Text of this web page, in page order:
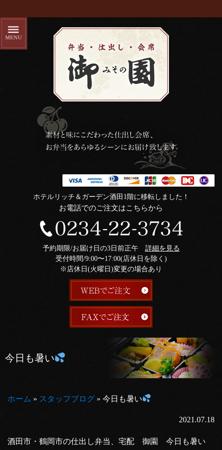
ホテルリッチ＆ガーデン酒田1階に移転しました！
お電話でのご注文はこちらから
予約期限/お届け日の3日前正午 詳細を見る
受付時間/9:00〜17:00(店休日を除く)
※店休日(火曜日)変更の場合あり
今日も暑い
ホーム » スタッフブログ » 今日も暑い
2021.07.18
酒田市・鶴岡市の仕出し弁当、宅配 御園 今日も暑い